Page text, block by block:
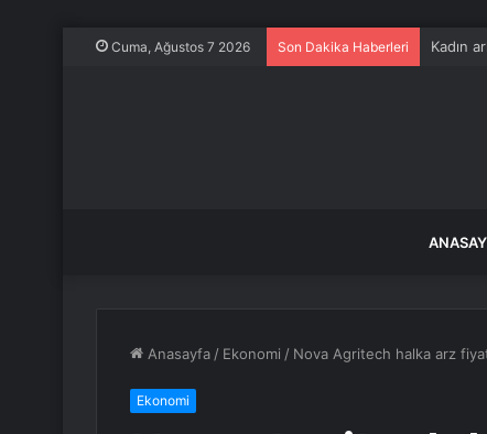
Cuma, Ağustos 7 2026 Son Dakika Haberleri Kadın
Anasayfa / Ekonomi / Nova Agritech halka arz fiyat
Ekonomi